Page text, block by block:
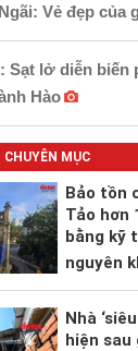
Vẻ đẹp của
Sạt lở diễn
Hào
MỤC
Bảo tồn
Tảo hơn
bằng kỹ
nguyên
Nhà
hiện sau